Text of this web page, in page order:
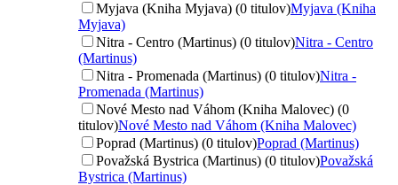
Myjava (Kniha Myjava) (0 titulov)Myjava (Kniha
Myjava)
Nitra - Centro (Martinus) (0 titulov)Nitra - Centro
(Martinus)
Nitra - Promenada (Martinus) (0 titulov)Nitra -
Promenada (Martinus)
Nové Mesto nad Váhom (Kniha Malovec) (0
titulov)Nové Mesto nad Váhom (Kniha Malovec)
Poprad (Martinus) (0 titulov)Poprad (Martinus)
Považská Bystrica (Martinus) (0 titulov)Považská
Bystrica (Martinus)